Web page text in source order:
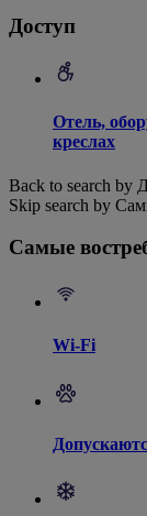
Доступ
Отель,
креслах
Back to search by
Skip search by
Самые
Wi-Fi